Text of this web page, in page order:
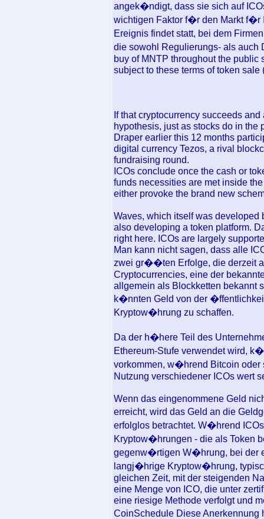
angek�ndigt, dass sie sich auf
wichtigen Faktor f�r den Markt
Ereignis findet statt, bei dem
die sowohl Regulierungs- als
buy of MNTP throughout the public
subject to these terms of token sale
If that cryptocurrency succeeds
hypothesis, just as stocks do in the
Draper earlier this 12 months
digital currency Tezos, a rival
fundraising round.
ICOs conclude once the cash or
funds necessities are met inside
either provoke the brand new
Waves, which itself was
also developing a token platform.
right here. ICOs are largely
Man kann nicht sagen, dass alle
zwei gr��ten Erfolge, die derzeit
Cryptocurrencies, eine der
allgemein als Blockketten bekannt
k�nnten Geld von der
Kryptow�hrung zu schaffen.
Da der h�here Teil des
Ethereum-Stufe verwendet wird,
vorkommen, w�hrend Bitcoin oder
Nutzung verschiedener ICOs wert
Wenn das eingenommene Geld
erreicht, wird das Geld an die
erfolglos betrachtet. W�hrend
Kryptow�hrungen - die als Token
gegenw�rtigen W�hrung, bei der
langj�hrige Kryptow�hrung,
gleichen Zeit, mit der steigenden
eine Menge von ICO, die unter
eine riesige Methode verfolgt und
CoinSchedule Diese